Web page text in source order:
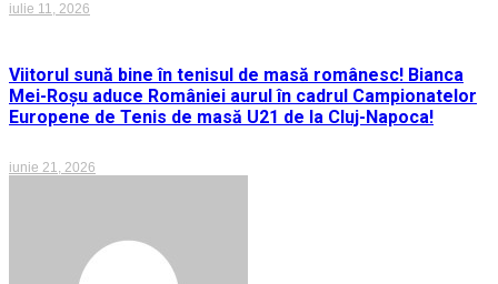
iulie 11, 2026
Viitorul sună bine în tenisul de masă românesc! Bianca
Mei-Roșu aduce României aurul în cadrul Campionatelor
Europene de Tenis de masă U21 de la Cluj-Napoca!
iunie 21, 2026